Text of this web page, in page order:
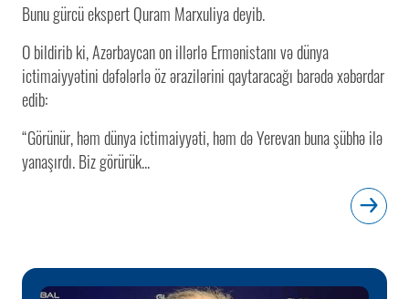
Bunu gürcü ekspert Quram Marxuliya deyib.
O bildirib ki, Azərbaycan on illərlə Ermənistanı və dünya
ictimaiyyətini dəfələrlə öz ərazilərini qaytaracağı barədə xəbərdar
edib:
“Görünür, həm dünya ictimaiyyəti, həm də Yerevan buna şübhə ilə
yanaşırdı. Biz görürük...